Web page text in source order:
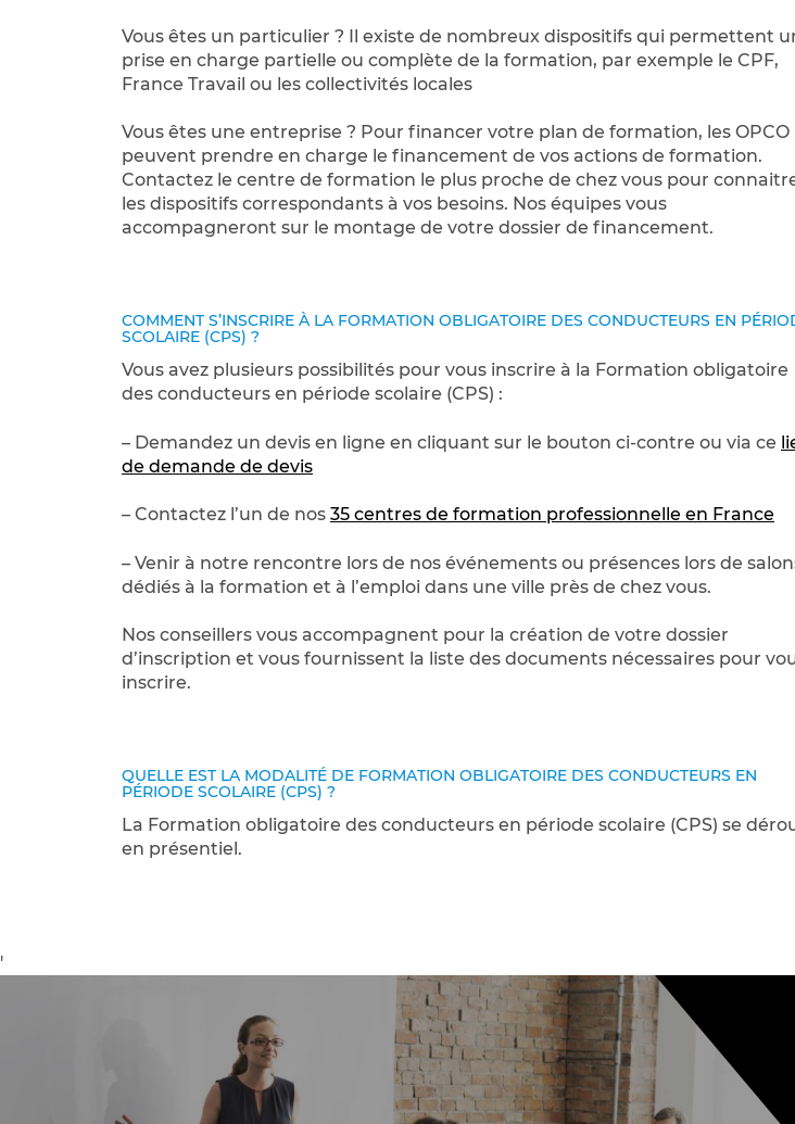
Vous êtes un particulier ? Il existe de nombreux dispositifs qui permettent
prise en charge partielle ou complète de la formation, par exemple le CPF,
France Travail ou les collectivités locales
Vous êtes une entreprise ? Pour financer votre plan de formation, les OPCO
peuvent prendre en charge le financement de vos actions de formation.
Contactez le centre de formation le plus proche de chez vous pour
les dispositifs correspondants à vos besoins. Nos équipes vous
accompagneront sur le montage de votre dossier de financement.
COMMENT S’INSCRIRE À LA FORMATION OBLIGATOIRE DES CONDUCTEURS EN
SCOLAIRE (CPS) ?
Vous avez plusieurs possibilités pour vous inscrire à la Formation obligatoire
des conducteurs en période scolaire (CPS) :
– Demandez un devis en ligne en cliquant sur le bouton ci-contre ou via ce
de demande de devis
– Contactez l’un de nos 35 centres de formation professionnelle en France
– Venir à notre rencontre lors de nos événements ou présences lors de
dédiés à la formation et à l’emploi dans une ville près de chez vous.
Nos conseillers vous accompagnent pour la création de votre dossier
d’inscription et vous fournissent la liste des documents nécessaires pour
inscrire.
QUELLE EST LA MODALITÉ DE FORMATION OBLIGATOIRE DES CONDUCTEURS EN
PÉRIODE SCOLAIRE (CPS) ?
La Formation obligatoire des conducteurs en période scolaire (CPS) se
en présentiel.
'